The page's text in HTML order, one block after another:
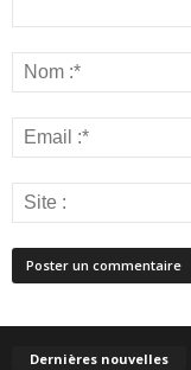
Dernières nouvelles